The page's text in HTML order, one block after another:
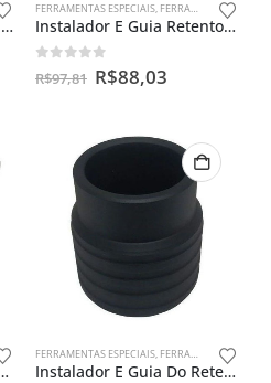
Chave De Vela Articulada 18m – Cg150 / Ybr 125/ Twister
FERRAMENTAS ESPECIAIS, FERRAMENTAS PARA BENGALAS
Instalador E Guia Retentor De Bengala Cbx 250 Twister Fb
out of 5
R$97,81 R$88,03
Bico De Injeção Para Moto
FERRAMENTAS ESPECIAIS, FERRAMENTAS PARA BENGALAS
Instalador E Guia Do Retentor De Bengala Yamaha Crosser 150